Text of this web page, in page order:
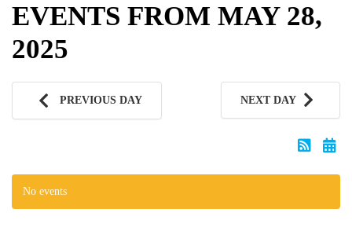
AUSBILDUNGTERMINE
KONTAKT
TANZMEISTER
EVENTS FROM MAY 28,
2025
PREVIOUS DAY NEXT DAY
No events